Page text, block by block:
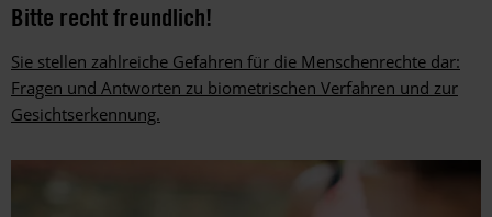
Bitte recht freundlich!
Sie stellen zahlreiche Gefahren für die Menschenrechte dar:
Fragen und Antworten zu biometrischen Verfahren und zur
Gesichtserkennung.